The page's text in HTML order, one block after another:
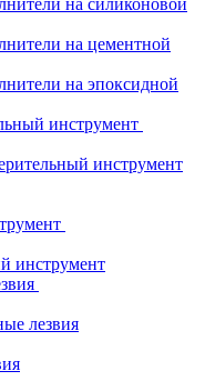
на силиконовой
на цементной
на эпоксидной
инструмент
инструмент
инструмент
лезвия